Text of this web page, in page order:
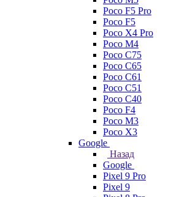
Poco F5 Pro
Poco F5
Poco X4 Pro
Poco M4
Poco C75
Poco C65
Poco C61
Poco C51
Poco C40
Poco F4
Poco M3
Poco X3
Google
Назад
Google
Pixel 9 Pro
Pixel 9